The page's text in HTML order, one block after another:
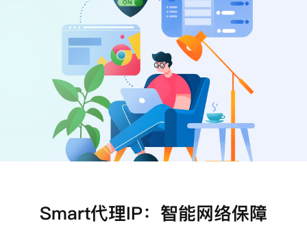
Smart代理IP：智能网络保障